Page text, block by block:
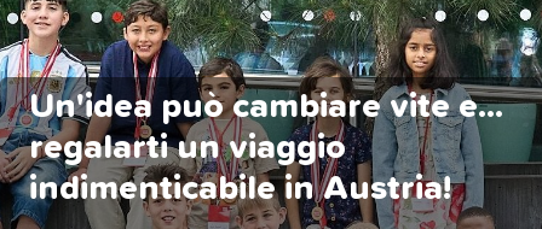
Un'idea può cambiare vite e...
regalarti un viaggio
indimenticabile in Austria!